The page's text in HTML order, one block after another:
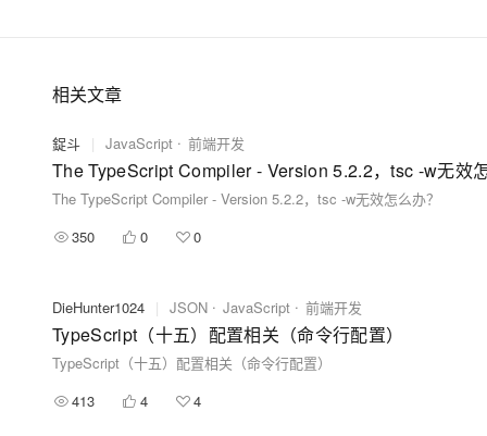
相关文章
鋜斗 | JavaScript 前端开发
The TypeScript Compiler - Version 5.2.2，tsc -w无效
The TypeScript Compiler - Version 5.2.2，tsc -w无效怎么办？
350
0 0
DieHunter1024 | JSON JavaScript 前端开发
TypeScript（十五）配置相关（命令行配置）
TypeScript（十五）配置相关（命令行配置）
413
4 4